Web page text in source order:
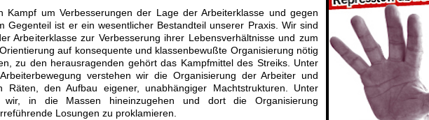
um Verbesserungen der Lage der Arbeiterklasse und gegen
Gegenteil ist er ein wesentlicher Bestandteil unserer Praxis. Wir sind
Arbeiterklasse zur Verbesserung ihrer Lebensverhältnisse und zum
auf konsequente und klassenbewußte Organisierung nötig
zu den herausragenden gehört das Kampfmittel des Streiks. Unter
verstehen wir die Organisierung der Arbeiter und
Räten, den Aufbau eigener, unabhängiger Machtstrukturen. Unter
wir, in die Massen hineinzugehen und dort die Organisierung
Losungen zu proklamieren.